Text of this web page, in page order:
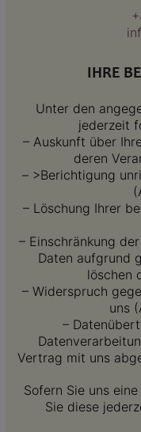
IHRE
Unter den
jederzeit
– Auskunft über
deren
– >Berichtigung
– Löschung Ihrer
– Einschränkung
Daten aufgrund
löschen
– Widerspruch
uns
–
Vertrag mit uns
Sofern Sie uns
Sie diese